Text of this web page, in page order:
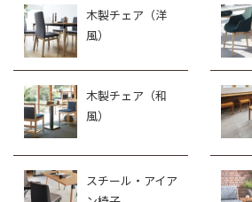
木製チェア（洋
風）
木製チェア（和
風）
スチール・アイア